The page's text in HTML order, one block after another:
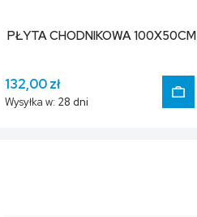
PŁYTA CHODNIKOWA 100X50CM
132,00 zł
Wysyłka w: 28 dni